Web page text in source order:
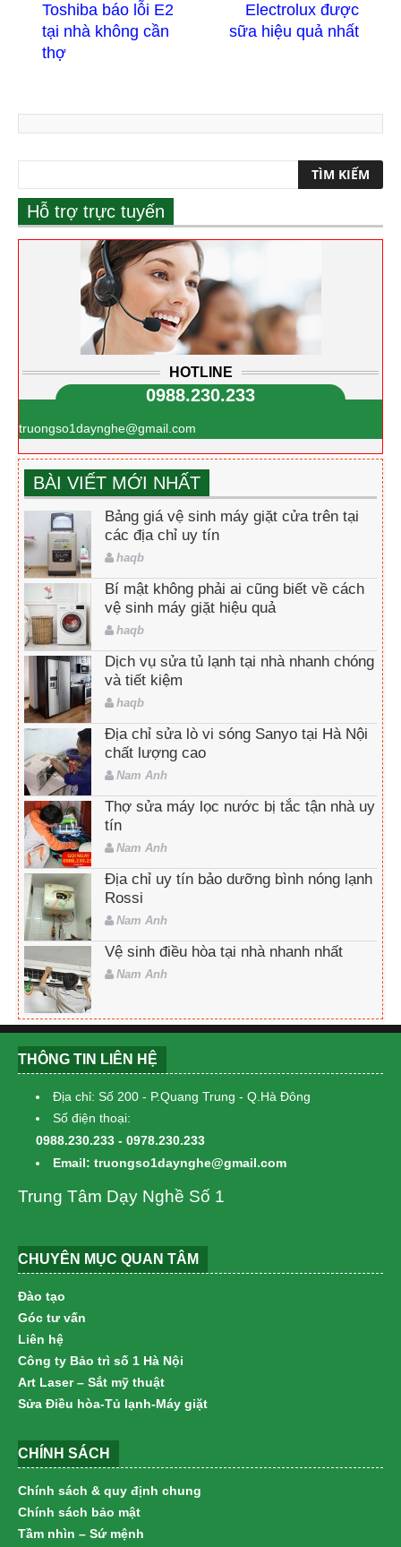
Toshiba báo lỗi E2
tại nhà không cần
thợ
Electrolux được
sữa hiệu quả nhất
Hỗ trợ trực tuyến
HOTLINE
0988.230.233
truongso1daynghe@gmail.com
BÀI VIẾT MỚI NHẤT
Bảng giá vệ sinh máy giặt cửa trên tại
các địa chỉ uy tín
haqb
Bí mật không phải ai cũng biết về cách
vệ sinh máy giặt hiệu quả
haqb
Dịch vụ sửa tủ lạnh tại nhà nhanh chóng
và tiết kiệm
haqb
Địa chỉ sửa lò vi sóng Sanyo tại Hà Nội
chất lượng cao
Nam Anh
Thợ sửa máy lọc nước bị tắc tận nhà uy
tín
Nam Anh
Địa chỉ uy tín bảo dưỡng bình nóng lạnh
Rossi
Nam Anh
Vệ sinh điều hòa tại nhà nhanh nhất
Nam Anh
THÔNG TIN LIÊN HỆ
Địa chỉ: Số 200 - P.Quang Trung - Q.Hà Đông
Số điện thoại:
0988.230.233 - 0978.230.233
Email: truongso1daynghe@gmail.com
Trung Tâm Dạy Nghề Số 1
CHUYÊN MỤC QUAN TÂM
Đào tạo
Góc tư vấn
Liên hệ
Công ty Bảo trì số 1 Hà Nội
Art Laser – Sắt mỹ thuật
Sửa Điều hòa-Tủ lạnh-Máy giặt
CHÍNH SÁCH
Chính sách & quy định chung
Chính sách bảo mật
Tầm nhìn – Sứ mệnh